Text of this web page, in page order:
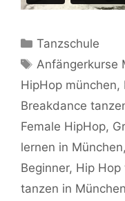
Kategorien
Tanzschule
Schlagwörter
Anfängerkurse
HipHop münchen,
Breakdance
Female HipHop,
lernen in München,
Beginner, Hip Hop
tanzen in München